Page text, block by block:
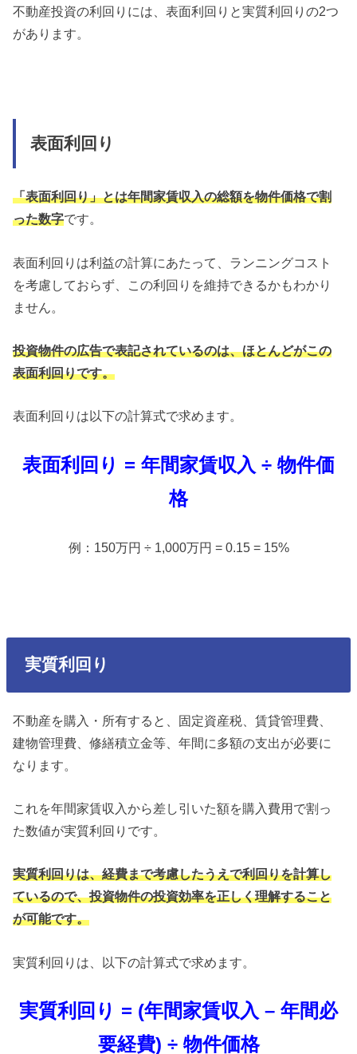
不動産投資の利回りには、表面利回りと実質利回りの2つ
があります。
表面利回り
「表面利回り」とは年間家賃収入の総額を物件価格で割
った数字です。
表面利回りは利益の計算にあたって、ランニングコスト
を考慮しておらず、この利回りを維持できるかもわかり
ません。
投資物件の広告で表記されているのは、ほとんどがこの
表面利回りです。
表面利回りは以下の計算式で求めます。
表面利回り = 年間家賃収入 ÷ 物件価
格
例：150万円 ÷ 1,000万円 = 0.15 = 15%
実質利回り
不動産を購入・所有すると、固定資産税、賃貸管理費、
建物管理費、修繕積立金等、年間に多額の支出が必要に
なります。
これを年間家賃収入から差し引いた額を購入費用で割っ
た数値が実質利回りです。
実質利回りは、経費まで考慮したうえで利回りを計算し
ているので、投資物件の投資効率を正しく理解すること
が可能です。
実質利回りは、以下の計算式で求めます。
実質利回り = (年間家賃収入 – 年間必
要経費) ÷ 物件価格